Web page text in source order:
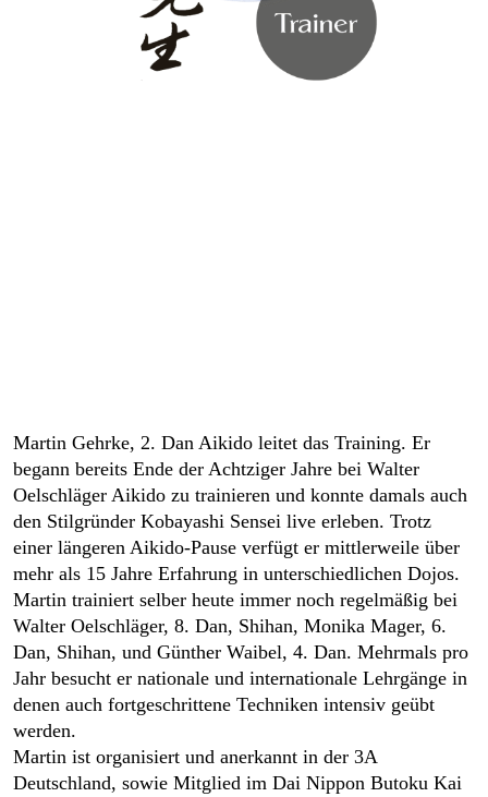
Martin Gehrke, 2. Dan Aikido leitet das Training. Er
begann bereits Ende der Achtziger Jahre bei Walter
Oelschläger Aikido zu trainieren und konnte damals auch
den Stilgründer Kobayashi Sensei live erleben. Trotz
einer längeren Aikido-Pause verfügt er mittlerweile über
mehr als 15 Jahre Erfahrung in unterschiedlichen Dojos.
Martin trainiert selber heute immer noch regelmäßig bei
Walter Oelschläger, 8. Dan, Shihan, Monika Mager, 6.
Dan, Shihan, und Günther Waibel, 4. Dan. Mehrmals pro
Jahr besucht er nationale und internationale Lehrgänge in
denen auch fortgeschrittene Techniken intensiv geübt
werden.
Martin ist organisiert und anerkannt in der 3A
Deutschland, sowie Mitglied im Dai Nippon Butoku Kai